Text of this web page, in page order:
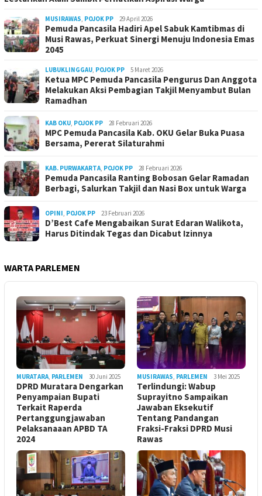
MUSIRAWAS, POJOK PP 29 April 2026
Pemuda Pancasila Hadiri Apel Sabuk Kamtibmas di
Musi Rawas, Perkuat Sinergi Menuju Indonesia Emas
2045
LUBUKLINGGAU, POJOK PP 5 Maret 2026
Ketua MPC Pemuda Pancasila Pengurus Dan Anggota
Melakukan Aksi Pembagian Takjil Menyambut Bulan
Ramadhan
KAB OKU, POJOK PP 28 Februari 2026
MPC Pemuda Pancasila Kab. OKU Gelar Buka Puasa
Bersama, Pererat Silaturahmi
KAB. PURWAKARTA, POJOK PP 28 Februari 2026
Pemuda Pancasila Ranting Bobosan Gelar Ramadan
Berbagi, Salurkan Takjil dan Nasi Box untuk Warga
OPINI, POJOK PP 23 Februari 2026
D’Best Cafe Mengabaikan Surat Edaran Walikota,
Harus Ditindak Tegas dan Dicabut Izinnya
WARTA PARLEMEN
MURATARA, PARLEMEN 30 Juni 2025
DPRD Muratara Dengarkan
Penyampaian Bupati
Terkait Raperda
Pertanggungjawaban
Pelaksanaaan APBD TA
2024
MUSIRAWAS, PARLEMEN 3 Mei 2025
Terlindungi: Wabup
Suprayitno Sampaikan
Jawaban Eksekutif
Tentang Pandangan
Fraksi-Fraksi DPRD Musi
Rawas